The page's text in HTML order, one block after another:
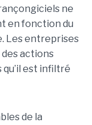
ne
en fonction du
Les entreprises
actions
qu’il est infiltré
de la